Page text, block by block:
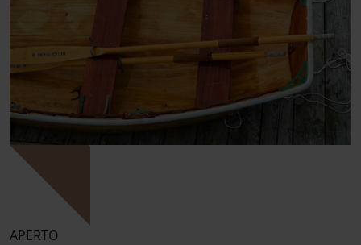
APERTO